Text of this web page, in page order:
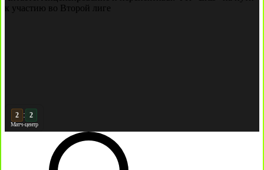
к участию во Второй лиге
3 :
Матч-центр